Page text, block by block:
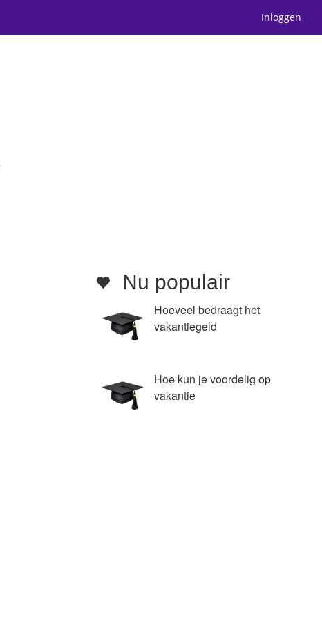
Inloggen
Nu populair
Hoeveel bedraagt het
vakantiegeld
Hoe kun je voordelig op
vakantie